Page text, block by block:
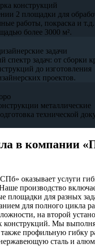
конструкций
2 площадки для
работы, покраска и
более 3000 м².
задачи
задач: от сборки
до изготовления
проектов.
металлические
технической
в компании
оказывает услуги
производство
площадки для разных
для полного цикла
на второй
конструкций. Мы
также профильную гибку
сталь и